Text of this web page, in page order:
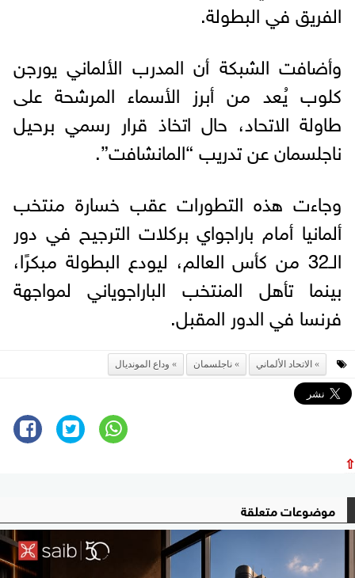
الفريق في البطولة.
وأضافت الشبكة أن المدرب الألماني يورجن
كلوب يُعد من أبرز الأسماء المرشحة على
طاولة الاتحاد، حال اتخاذ قرار رسمي برحيل
ناجلسمان عن تدريب “المانشافت”.
وجاءت هذه التطورات عقب خسارة منتخب
ألمانيا أمام باراجواي بركلات الترجيح في دور
الـ32 من كأس العالم، ليودع البطولة مبكرًا،
بينما تأهل المنتخب الباراجوياني لمواجهة
فرنسا في الدور المقبل.
الاتحاد الألماني ناجلسمان وداع المونديال
⇧
موضوعات متعلقة